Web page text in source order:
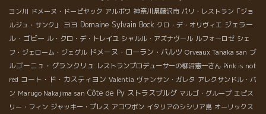
ヨン川 ドメーヌ・ドーピヤック アルボワ 神奈川県藤沢市 パリ・レストラン「ジョ
ルジュ・サンク」
ヨヨ Domaine Sylvain Bock クロ・デ・オリヴィエ ジェラー
ル・ゴビー ル・クロ・デ・トレイユ シャルル・アズナヴール ルフォーロゼ シェ
フ・ジェローム・ジェグル ドメーヌ・ローラン・バルツ Orveaux Tanaka san ブ
ルゴーニュ・グランクリュ レストランプロデューサーの柳沼憲一さん Pink is not
red コート・ド・カスティヨン Valentia ヴァンサン・ガレタ アレクサンドル・バ
ン Marugo Nakajima san Côte de Py ストラスブルグ マルゴ・グループ エピス
リー・フィン ジャッキー・プレス アコワボン イタリアのシシリア島 オーリックス